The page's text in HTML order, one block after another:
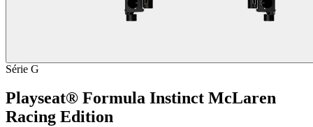
Série G
Playseat® Formula Instinct McLaren
Racing Edition